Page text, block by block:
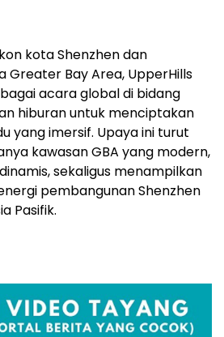
kota Shenzhen dan
Greater Bay Area, UpperHills
acara global di bidang
hiburan untuk menciptakan
yang imersif. Upaya ini turut
kawasan GBA yang modern,
sekaligus menampilkan
pembangunan Shenzhen
Pasifik.